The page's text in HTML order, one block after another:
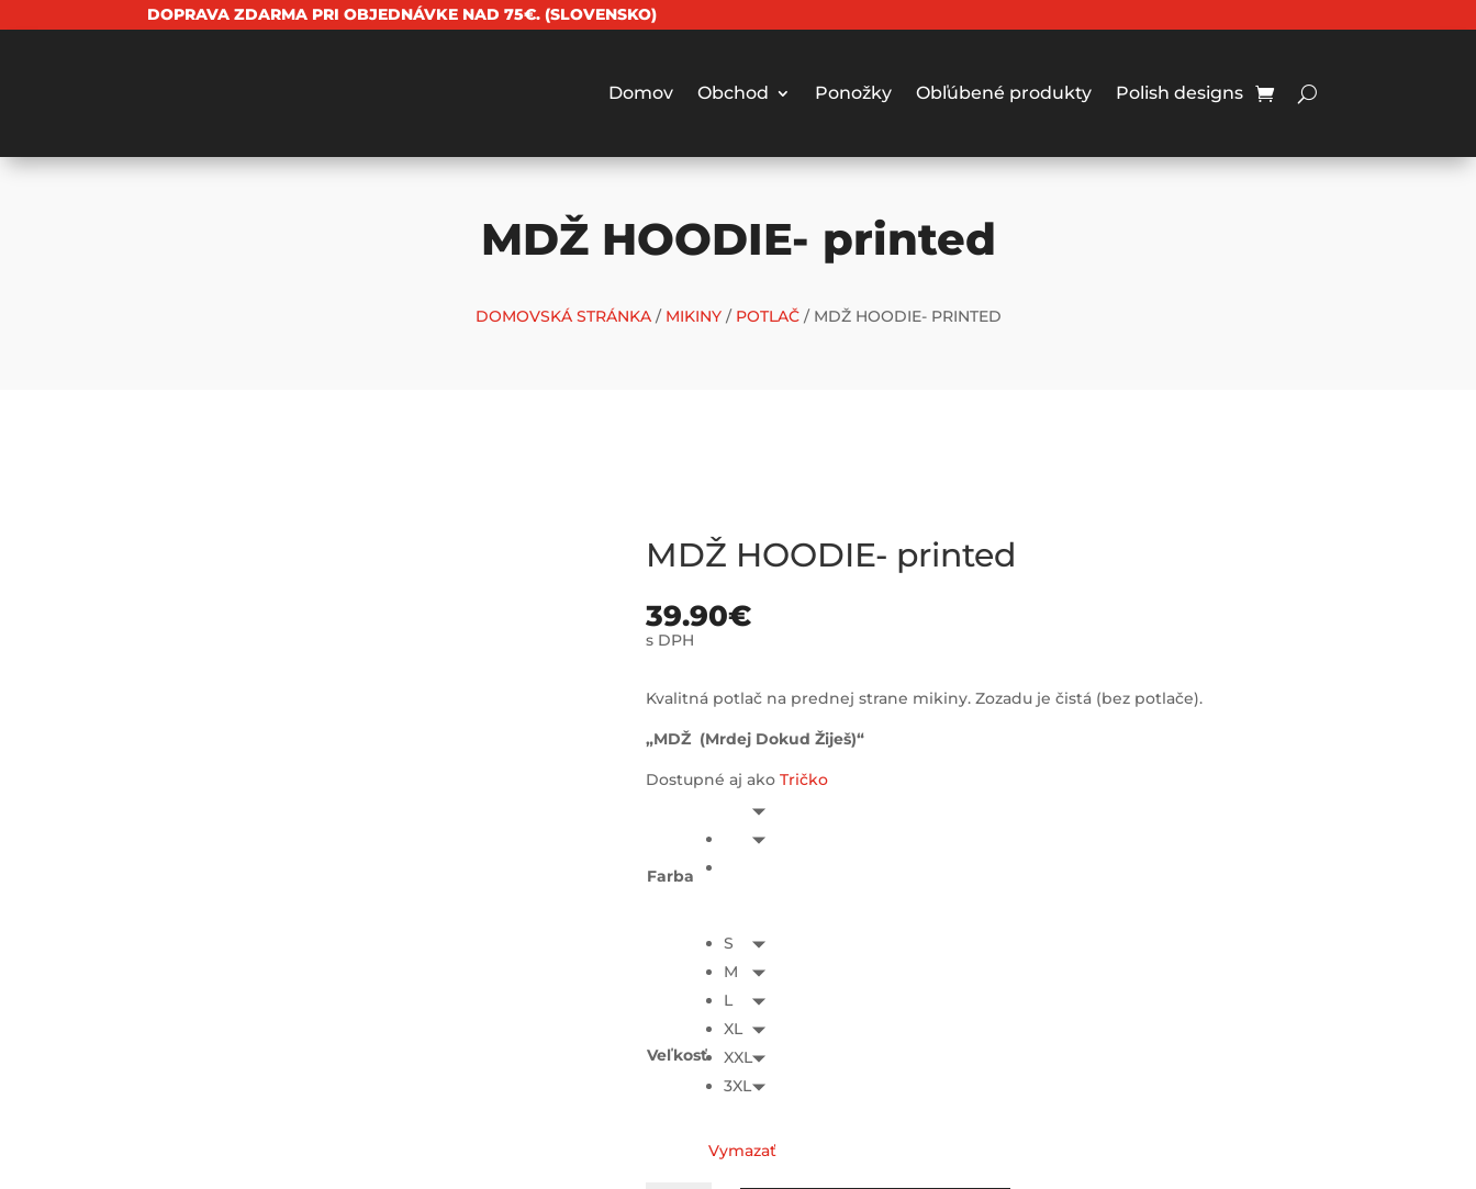
DOPRAVA ZDARMA PRI OBJEDNÁVKE NAD 75€. (SLOVENSKO)
Domov Obchod Ponožky Obľúbené produkty Polish designs
MDŽ HOODIE- printed
DOMOVSKÁ STRÁNKA/ MIKINY/ POTLAČ/ MDŽ HOODIE- PRINTED
MDŽ HOODIE- printed
39.90€
s DPH
Kvalitná potlač na prednej strane mikiny. Zozadu je čistá (bez potlače).
„MDŽ (Mrdej Dokud Žiješ)“
Dostupné aj akoTričko
Farba
Veľkosť
S
M
L
XL
XXL
3XL
Vymazať